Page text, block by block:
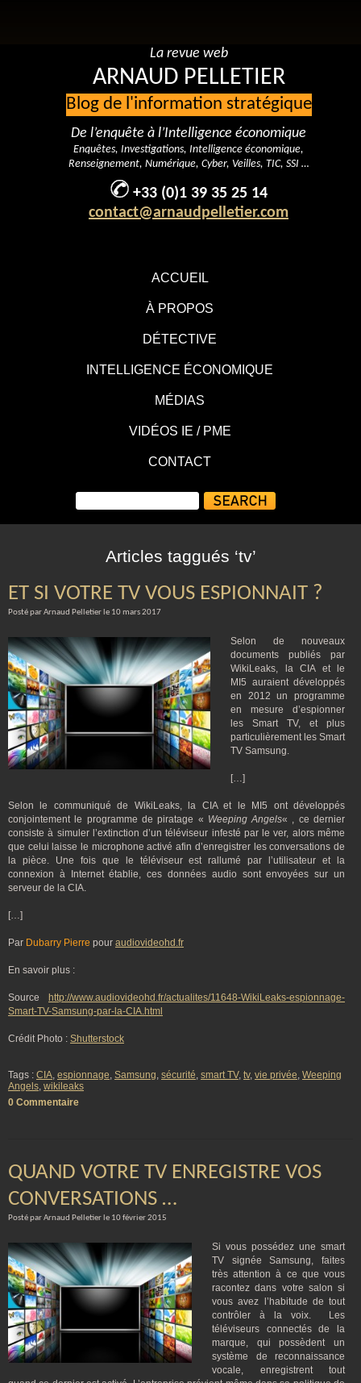
ACCUEIL
À PROPOS
DÉTECTIVE
INTELLIGENCE ÉCONOMIQUE
MÉDIAS
VIDÉOS IE / PME
CONTACT
La revue web
ARNAUD PELLETIER
Blog de l'information stratégique
De l’enquête à l’Intelligence économique
Enquêtes, Investigations, Intelligence économique,
Renseignement, Numérique, Cyber, Veilles, TIC, SSI …
+33 (0)1 39 35 25 14
contact@arnaudpelletier.com
Articles taggués ‘tv’
ET SI VOTRE TV VOUS ESPIONNAIT ?
Posté par Arnaud Pelletier le 10 mars 2017
Selon de nouveaux
documents publiés par
WikiLeaks, la CIA et le
MI5 auraient développés
en 2012 un programme
en mesure d’espionner
les Smart TV, et plus
particulièrement les Smart
TV Samsung.
[…]
Selon le communiqué de WikiLeaks, la CIA et le MI5 ont développés
conjointement le programme de piratage « Weeping Angels« , ce dernier
consiste à simuler l’extinction d’un téléviseur infesté par le ver, alors même
que celui laisse le microphone activé afin d’enregistrer les conversations de
la pièce. Une fois que le téléviseur est rallumé par l’utilisateur et la
connexion à Internet établie, ces données audio sont envoyées sur un
serveur de la CIA.
[…]
Par Dubarry Pierre pour audiovideohd.fr
En savoir plus :
Source
http://www.audiovideohd.fr/actualites/11648-WikiLeaks-espionnage-
Smart-TV-Samsung-par-la-CIA.html
Crédit Photo : Shutterstock
Tags : CIA, espionnage, Samsung, sécurité, smart TV, tv, vie privée, Weeping
Angels, wikileaks
0 Commentaire
QUAND VOTRE TV ENREGISTRE VOS
CONVERSATIONS …
Posté par Arnaud Pelletier le 10 février 2015
Si vous possédez une smart
TV signée Samsung, faites
très attention à ce que vous
racontez dans votre salon si
vous avez l’habitude de tout
contrôler à la voix. Les
téléviseurs connectés de la
marque, qui possèdent un
système de reconnaissance
vocale, enregistrent tout